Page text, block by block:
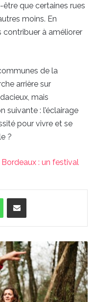
être que certaines rues
moins. En
contribuer à améliorer
de la
arrière sur
mais
suivante : l’éclairage
pour vivre et se
?
: un festival
WhatsAppPartager par email